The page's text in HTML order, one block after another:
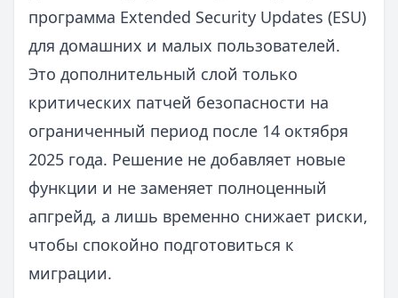
программа Extended Security Updates (ESU)
для домашних и малых пользователей.
Это дополнительный слой только
критических патчей безопасности на
ограниченный период после 14 октября
2025 года. Решение не добавляет новые
функции и не заменяет полноценный
апгрейд, а лишь временно снижает риски,
чтобы спокойно подготовиться к
миграции.